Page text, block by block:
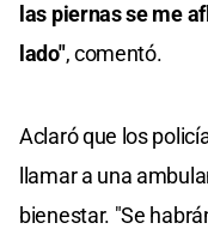
las piernas se me
lado", comentó.
Aclaró que los
llamar a una
bienestar. "Se